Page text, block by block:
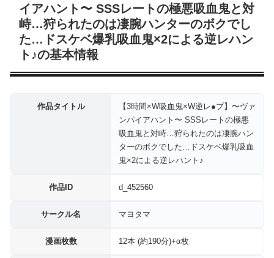
イアハント〜 SSSレートの極悪吸血鬼と対
峙…狩られたのは凄腕ハンターのボクでし
た…ドスケベ爆乳吸血鬼×2による逆レハン
ト♪の基本情報
作品タイトル
【3時間×W吸血鬼×W逆レ●プ】〜ヴァ
ンパイアハント〜 SSSレートの極悪
吸血鬼と対峙…狩られたのは凄腕ハン
ターのボクでした…ドスケベ爆乳吸血
鬼×2による逆レハント♪
作品ID d_452560
サークル名 マヨタマ
漫画枚数 12本 (約190分)+α枚